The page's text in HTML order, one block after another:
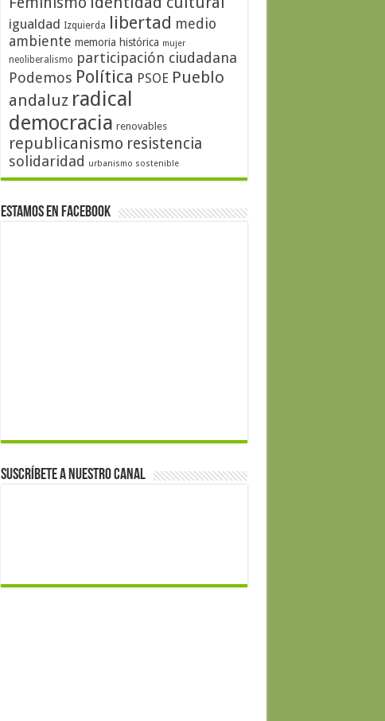
igualdad Izquierda libertad medio
ambiente memoria histórica mujer
neoliberalismo participación ciudadana
Podemos Política PSOE Pueblo
andaluz radical
democracia renovables
republicanismo resistencia
solidaridad urbanismo sostenible
Estamos en Facebook
Suscríbete a nuestro canal